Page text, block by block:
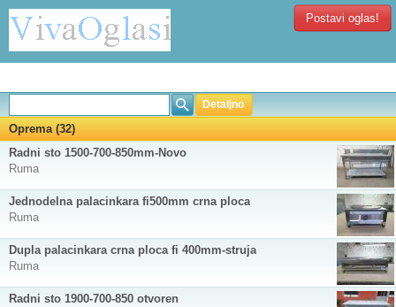
Postavi oglas!
Detaljno
Oprema (32)
Radni sto 1500-700-850mm-Novo
Ruma
Jednodelna palacinkara fi500mm crna ploca
Ruma
Dupla palacinkara crna ploca fi 400mm-struja
Ruma
Radni sto 1900-700-850 otvoren